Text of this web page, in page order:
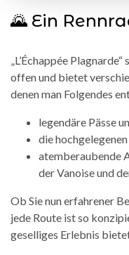
🌄 Ein
„L’Échappée
offen und bietet
denen man Folgendes
legendäre Pässe
die
atemberaubende
der Vanoise und
Ob Sie nun erfahrener
jede Route ist so
geselliges Erlebnis